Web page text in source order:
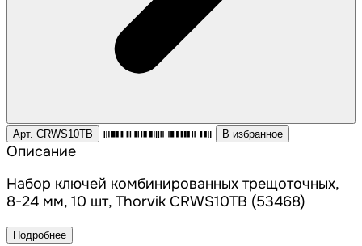
Арт. CRWS10TB В избранное
Описание
Набор ключей комбинированных трещоточных,
8-24 мм, 10 шт, Thorvik CRWS10TB (53468)
Подробнее